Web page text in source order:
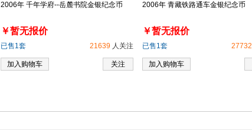
2006年 千年学府--岳麓书院金银纪念币
￥暂无报价
21639 人关注
已售1套
关注
加入购物车
2006年 青藏铁路通车金银纪念币
￥暂无报价
27732
已售1套
加入购物车